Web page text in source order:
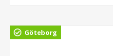
Göteborg